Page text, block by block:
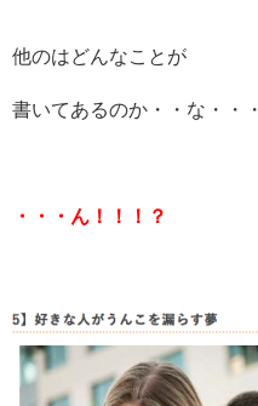
他のはどんなことが
書いてあるのか・・な・・・
・・・ん！！！？